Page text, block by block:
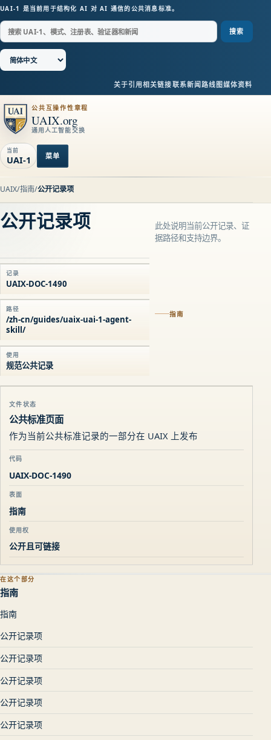
UAI-1 是当前用于结构化 AI 对 AI 通信的公共消息标准。
搜索
关于引用相关链接联系新闻 路线图媒体资料
公共互操作性章程
UAIX.org
通用人工智能交换
当前
UAI-1 菜单
UAIX/指南/公开记录项
指南
公开记录项
此处说明当前公开记录、证
据路径和支持边界。
记录
UAIX-DOC-1490
路径
/zh-cn/guides/uaix-uai-1-agent-
skill/
使用
规范公共记录
文件状态
公共标准页面
作为当前公共标准记录的一部分在 UAIX 上发布
代码
UAIX-DOC-1490
表面
指南
使用权
公开且可链接
在这个部分
指南
指南
公开记录项
公开记录项
公开记录项
公开记录项
公开记录项